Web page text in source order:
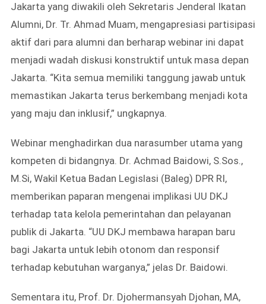
Jakarta yang diwakili oleh Sekretaris Jenderal Ikatan
Alumni, Dr. Tr. Ahmad Muam, mengapresiasi partisipasi
aktif dari para alumni dan berharap webinar ini dapat
menjadi wadah diskusi konstruktif untuk masa depan
Jakarta. “Kita semua memiliki tanggung jawab untuk
memastikan Jakarta terus berkembang menjadi kota
yang maju dan inklusif,” ungkapnya.
Webinar menghadirkan dua narasumber utama yang
kompeten di bidangnya. Dr. Achmad Baidowi, S.Sos.,
M.Si, Wakil Ketua Badan Legislasi (Baleg) DPR RI,
memberikan paparan mengenai implikasi UU DKJ
terhadap tata kelola pemerintahan dan pelayanan
publik di Jakarta. “UU DKJ membawa harapan baru
bagi Jakarta untuk lebih otonom dan responsif
terhadap kebutuhan warganya,” jelas Dr. Baidowi.
Sementara itu, Prof. Dr. Djohermansyah Djohan, MA,